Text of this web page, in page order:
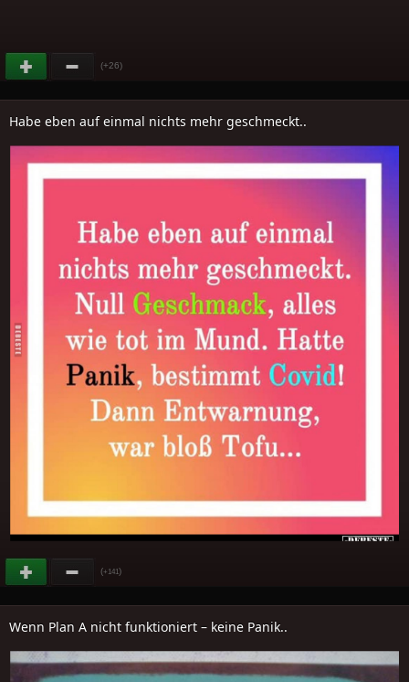
(+26)
Habe eben auf einmal nichts mehr geschmeckt..
(+141)
Wenn Plan A nicht funktioniert – keine Panik..